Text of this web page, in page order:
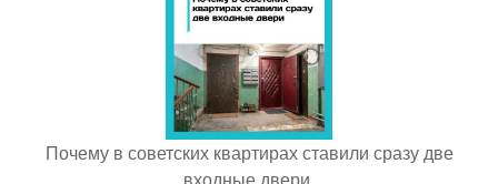
Почему в советских квартирах ставили сразу две